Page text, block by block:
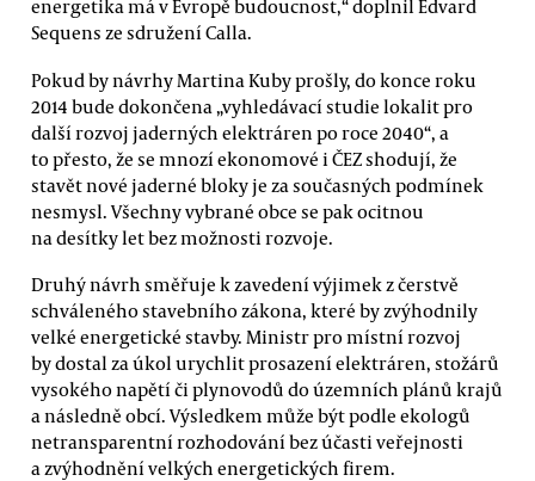
energetika má v Evropě budoucnost,“ doplnil Edvard
Sequens ze sdružení Calla.
Pokud by návrhy Martina Kuby prošly, do konce roku
2014 bude dokončena „vyhledávací studie lokalit pro
další rozvoj jaderných elektráren po roce 2040“, a
to přesto, že se mnozí ekonomové i ČEZ shodují, že
stavět nové jaderné bloky je za současných podmínek
nesmysl. Všechny vybrané obce se pak ocitnou
na desítky let bez možnosti rozvoje.
Druhý návrh směřuje k zavedení výjimek z čerstvě
schváleného stavebního zákona, které by zvýhodnily
velké energetické stavby. Ministr pro místní rozvoj
by dostal za úkol urychlit prosazení elektráren, stožárů
vysokého napětí či plynovodů do územních plánů krajů
a následně obcí. Výsledkem může být podle ekologů
netransparentní rozhodování bez účasti veřejnosti
a zvýhodnění velkých energetických firem.